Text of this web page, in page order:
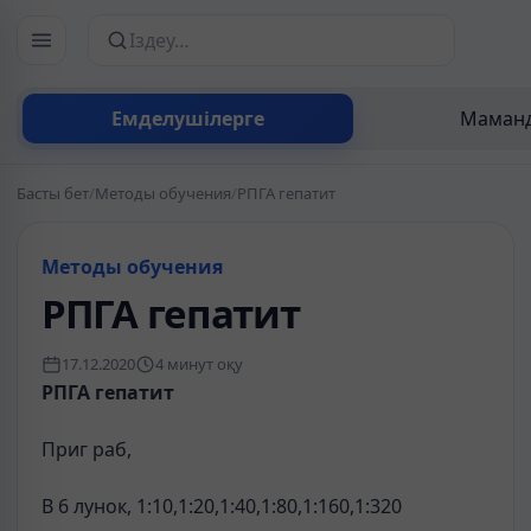
Емделушілерге
Сайттан іздеу
Басты бет/Методы обучения/РПГА гепатит
Методы обучения
РПГА гепатит
17.12.2020 4 минут оқу
РПГА гепатит
Приг раб,
В 6 лунок, 1:10,1:20,1:40,1:80,1:160,1:320